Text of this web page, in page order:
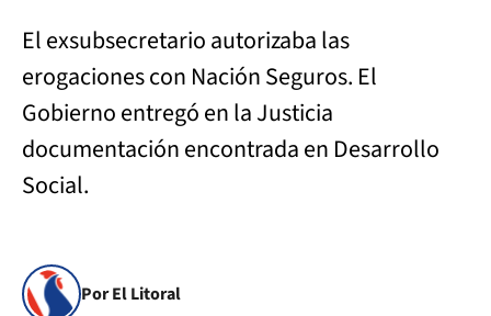
El exsubsecretario autorizaba las
erogaciones con Nación Seguros. El
Gobierno entregó en la Justicia
documentación encontrada en Desarrollo
Social.
Por El Litoral